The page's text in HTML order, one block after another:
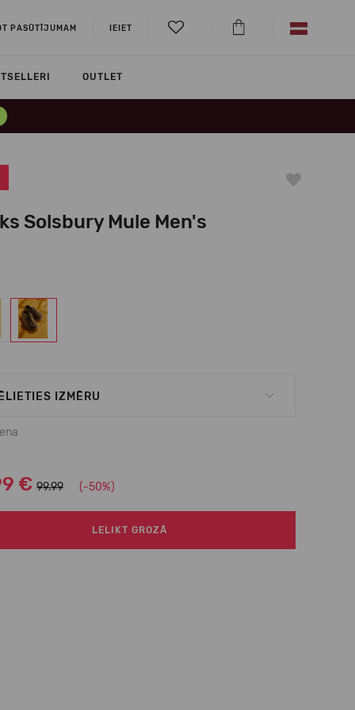
PASŪTĪJUMAM IEIET
OUTLET
Solsbury Mule Men's
IZMĒRU
€ 99.99 (-50%)
LELIKT GROZĀ